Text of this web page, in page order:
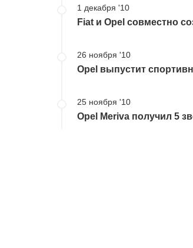
1 декабря '10
Fiat и Opel совместно
26 ноября '10
Opel выпустит
25 ноября '10
Opel Meriva получил 5